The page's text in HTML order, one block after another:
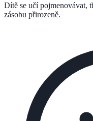
Dítě se učí
zásobu přirozeně.